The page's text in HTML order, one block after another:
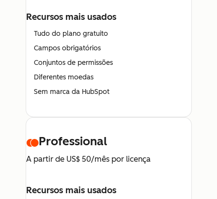
Recursos mais usados
Tudo do plano gratuito
Campos obrigatórios
Conjuntos de permissões
Diferentes moedas
Sem marca da HubSpot
Professional
A partir de US$ 50/mês por licença
Recursos mais usados